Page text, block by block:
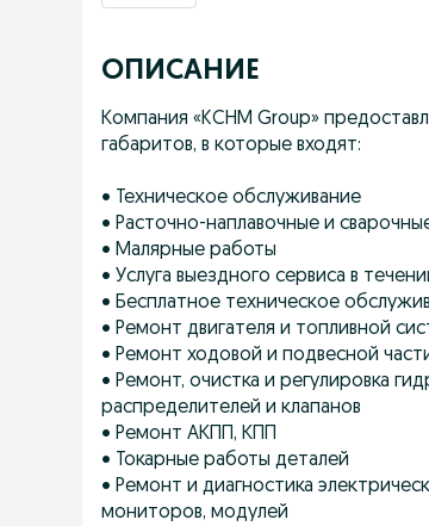
ОПИСАНИЕ
Компания «KCHM Group»
габаритов, в которые входят:
• Техническое обслуживание
• Расточно-наплавочные и
• Малярные работы
• Услуга выездного сервиса в
• Бесплатное техническое
• Ремонт двигателя и топливной
• Ремонт ходовой и подвесной
• Ремонт, очистка и регулировка
распределителей и клапанов
• Ремонт АКПП, КПП
• Токарные работы деталей
• Ремонт и диагностика
мониторов, модулей